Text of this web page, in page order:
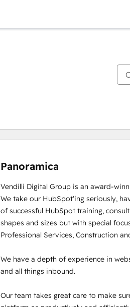
Panoramica
Vendilli Digital Group is an award-
We take our HubSpot'ing seriously,
of successful HubSpot training,
shapes and sizes but with special
Professional Services, Construction
We have a depth of experience in
and all things inbound.
Our team takes great care to make